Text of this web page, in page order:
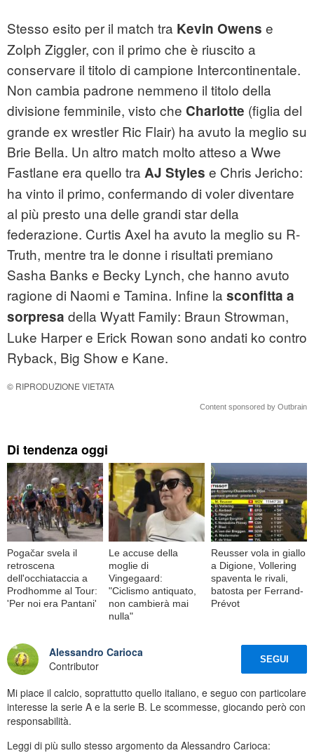
Stesso esito per il match tra Kevin Owens e
Zolph Ziggler, con il primo che è riuscito a
conservare il titolo di campione Intercontinentale.
Non cambia padrone nemmeno il titolo della
divisione femminile, visto che Charlotte (figlia del
grande ex wrestler Ric Flair) ha avuto la meglio su
Brie Bella. Un altro match molto atteso a Wwe
Fastlane era quello tra AJ Styles e Chris Jericho:
ha vinto il primo, confermando di voler diventare
al più presto una delle grandi star della
federazione. Curtis Axel ha avuto la meglio su R-
Truth, mentre tra le donne i risultati premiano
Sasha Banks e Becky Lynch, che hanno avuto
ragione di Naomi e Tamina. Infine la sconfitta a
sorpresa della Wyatt Family: Braun Strowman,
Luke Harper e Erick Rowan sono andati ko contro
Ryback, Big Show e Kane.
© RIPRODUZIONE VIETATA
Content sponsored by Outbrain
Di tendenza oggi
Pogačar svela il
retroscena
dell'occhiataccia a
Prodhomme al Tour:
'Per noi era Pantani'
Le accuse della
moglie di
Vingegaard:
"Ciclismo antiquato,
non cambierà mai
nulla"
Reusser vola in giallo
a Digione, Vollering
spaventa le rivali,
batosta per Ferrand-
Prévot
Alessandro Carioca
Contributor
SEGUI
Mi piace il calcio, soprattutto quello italiano, e seguo con particolare
interesse la serie A e la serie B. Le scommesse, giocando però con
responsabilità.
Leggi di più sullo stesso argomento da Alessandro Carioca: